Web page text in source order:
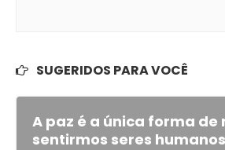
SUGERIDOS PARA VOCÊ
A paz é a única forma de
sentirmos seres humanos